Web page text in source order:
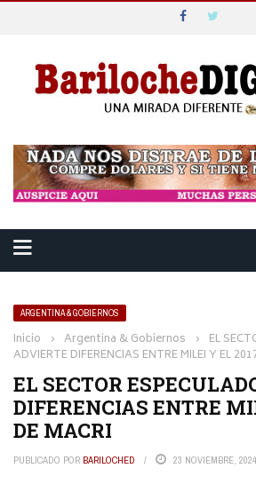
ARGENTINA & GOBIERNOS
Inicio › Argentina & Gobiernos › EL
ADVIERTE DIFERENCIAS ENTRE MILEI Y EL
EL SECTOR
DIFERENCIAS ENTRE
DE MACRI
PUBLICADO POR BARILOCHED 23 NOVIEMBRE, 2024